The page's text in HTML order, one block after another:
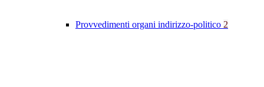
Provvedimenti organi indirizzo-politico 2